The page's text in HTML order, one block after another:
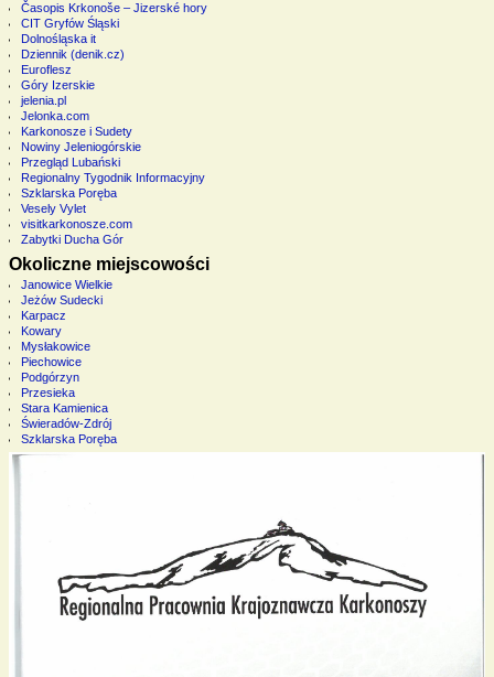
Časopis Krkonoše – Jizerské hory
CIT Gryfów Śląski
Dolnośląska it
Dziennik (denik.cz)
Euroflesz
Góry Izerskie
jelenia.pl
Jelonka.com
Karkonosze i Sudety
Nowiny Jeleniogórskie
Przegląd Lubański
Regionalny Tygodnik Informacyjny
Szklarska Poręba
Vesely Vylet
visitkarkonosze.com
Zabytki Ducha Gór
Okoliczne miejscowości
Janowice Wielkie
Jeżów Sudecki
Karpacz
Kowary
Mysłakowice
Piechowice
Podgórzyn
Przesieka
Stara Kamienica
Świeradów-Zdrój
Szklarska Poręba